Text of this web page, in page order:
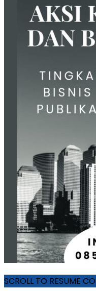
SCROLL TO RESUME